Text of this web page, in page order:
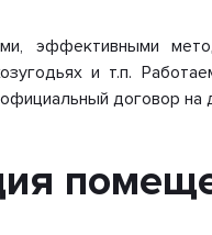
эффективными
и т.п.
договор на